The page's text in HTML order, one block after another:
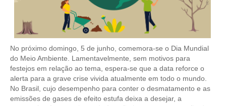
ACORDOS, CONVENÇÕES E DISSÍDIOS
CONTRIBUIÇÕES
CONTRIBUIÇÃO ASSISTENCIAL
CONTRIBUIÇÃO ASSOCIATIVA OU ANUIDADE DE SÓCIO
CONTRIBUIÇÃO SINDICAL URBANA
No próximo domingo, 5 de junho, comemora-se o Dia Mundial
do Meio Ambiente. Lamentavelmente, sem motivos para
festejos em relação ao tema, espera-se que a data reforce o
alerta para a grave crise vivida atualmente em todo o mundo.
No Brasil, cujo desempenho para conter o desmatamento e as
emissões de gases de efeito estufa deixa a desejar, a